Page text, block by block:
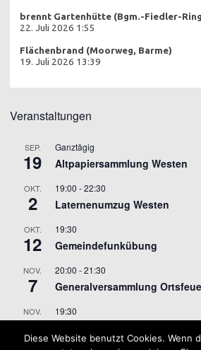
brennt Gartenhütte (Bgm.-Fiedler-
22. Juli 2026 1:55
Flächenbrand (Moorweg, Barme)
19. Juli 2026 13:39
Veranstaltungen
SEP.
19
Ganztägig
Altpapiersammlung Westen
OKT.
2
19:00 -22:30
Laternenumzug Westen
OKT.
12
19:30
Gemeindefunkübung
NOV.
7
20:00 -21:30
Generalversammlung
NOV.
9
19:30
Diese Website benutzt Cookies. Wenn